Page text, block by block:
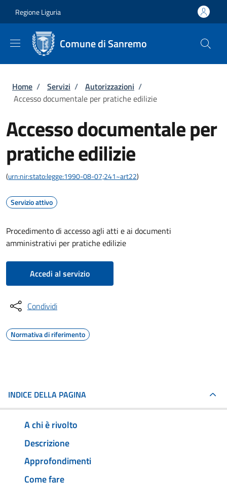
Regione Liguria
Comune di Sanremo
Briciole di pane
Home / Servizi / Autorizzazioni /
Accesso documentale per pratiche edilizie
Accesso documentale per
pratiche edilizie
(urn:nir:stato:legge:1990-08-07;241~art22)
Servizio attivo
Procedimento di accesso agli atti e ai documenti
amministrativi per pratiche edilizie
Accedi al servizio
Condividi
Normativa di riferimento
INDICE DELLA PAGINA
A chi è rivolto
Descrizione
Approfondimenti
Come fare